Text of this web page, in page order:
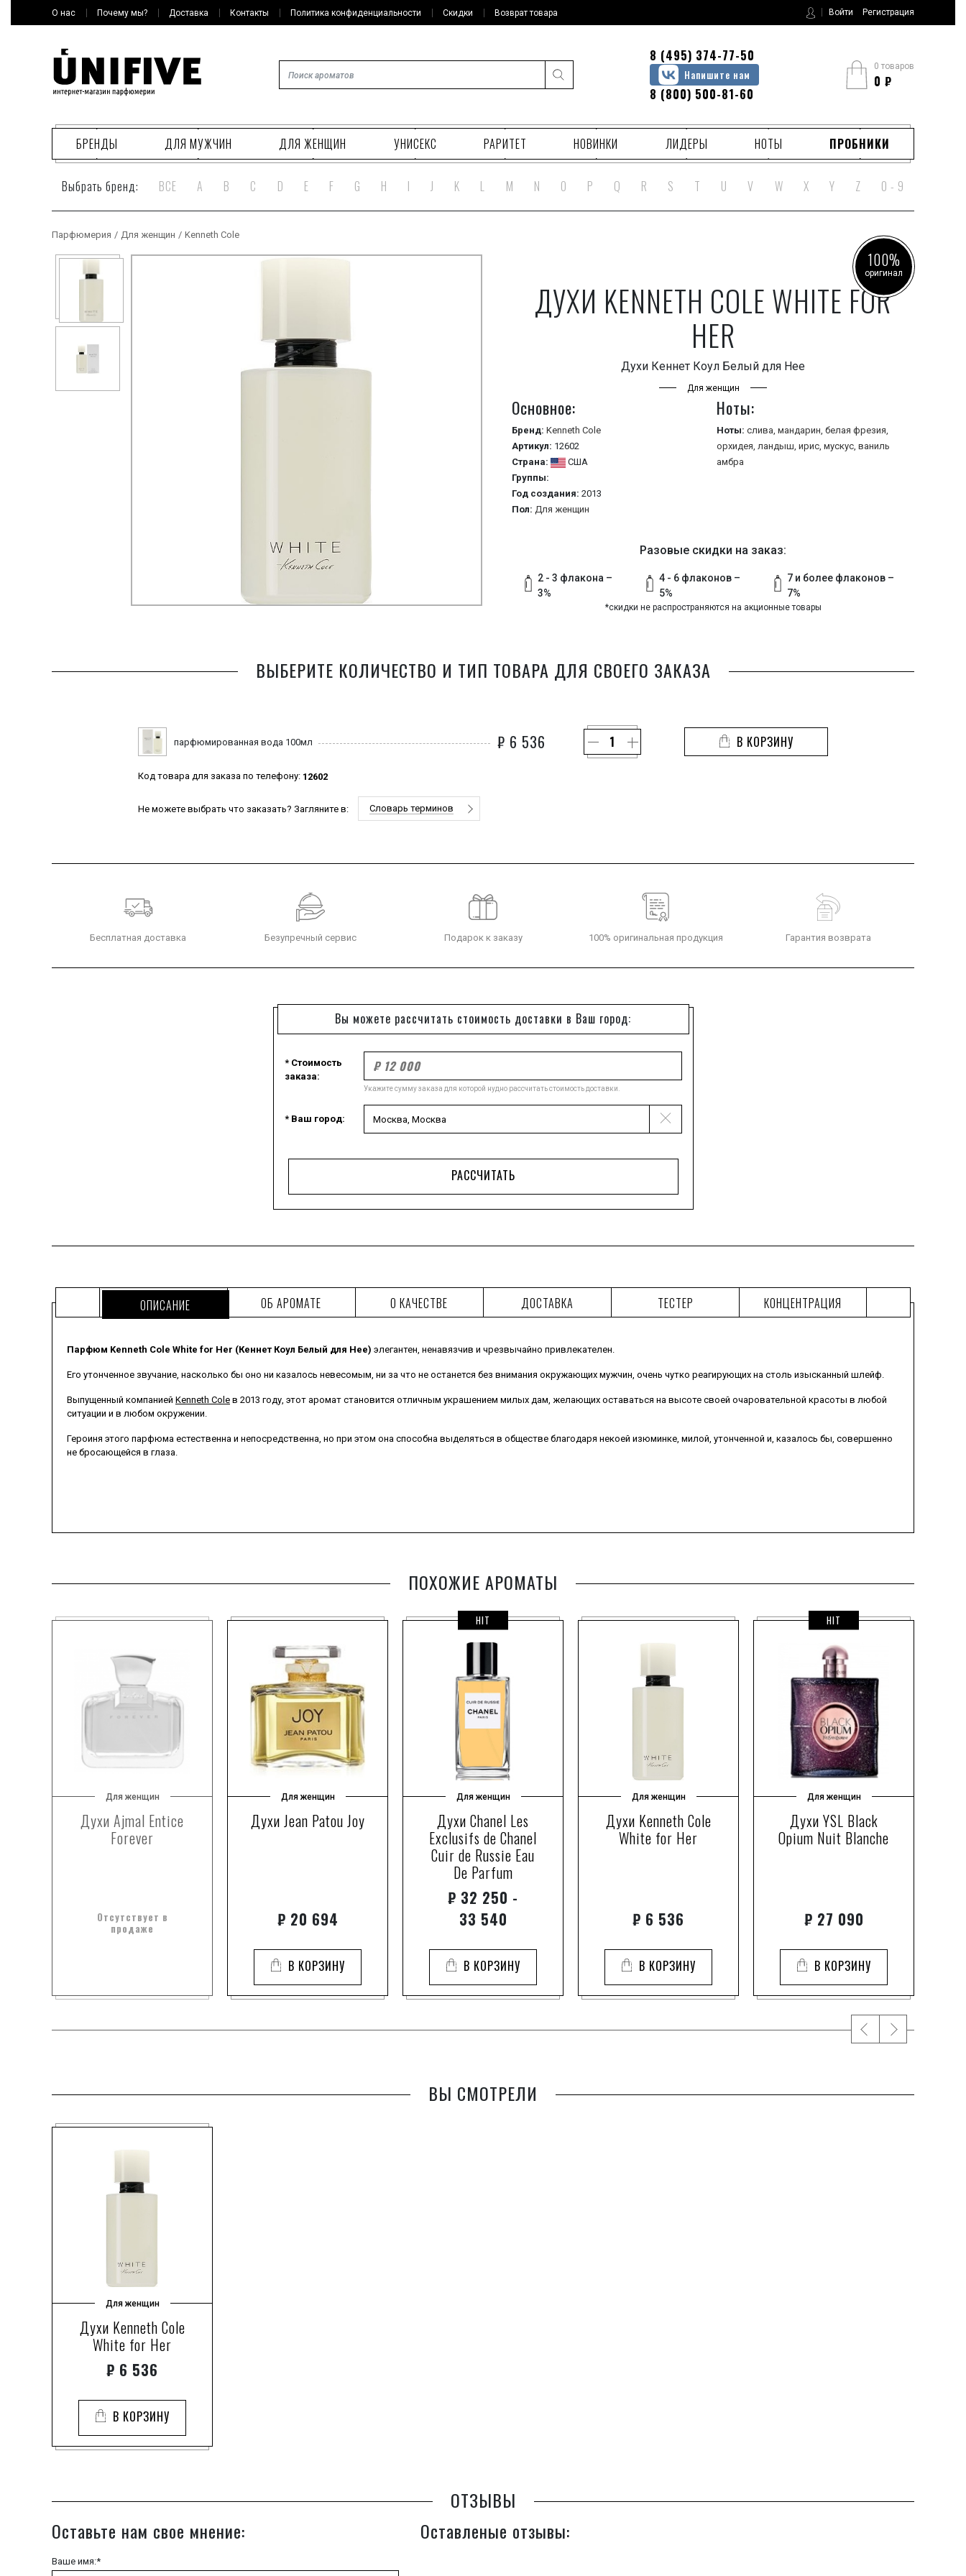
О нас Почему мы? Доставка Контакты Политика конфиденциальности Скидки Возврат товара Войти Регистрация
8 (495) 374-77-50
Напишите нам
8 (800) 500-81-60
0 товаров
0 ₽
БРЕНДЫ ДЛЯ МУЖЧИН ДЛЯ ЖЕНЩИН УНИСЕКС РАРИТЕТ НОВИНКИ ЛИДЕРЫ НОТЫ ПРОБНИКИ
Выбрать бренд: ВСЕ A B C D E F G H I J K L M N O P Q R S T U V W X Y Z 0 - 9
Парфюмерия / Для женщин / Kenneth Cole
100%
оригинал
ДУХИ KENNETH COLE WHITE FOR
HER
Духи Кеннет Коул Белый для Нее
Для женщин
Основное:
Бренд: Kenneth Cole
Артикул: 12602
Страна:
США
Группы:
Год создания: 2013
Пол: Для женщин
Ноты:
Ноты: слива, мандарин, белая фрезия,
орхидея, ландыш, ирис, мускус, ваниль
амбра
Разовые скидки на заказ:
2 - 3 флакона –
3%
4 - 6 флаконов –
5%
7 и более флаконов –
7%
*скидки не распространяются на акционные товары
ВЫБЕРИТЕ КОЛИЧЕСТВО И ТИП ТОВАРА ДЛЯ СВОЕГО ЗАКАЗА
парфюмированная вода 100мл ₽ 6 536 В КОРЗИНУ
Код товара для заказа по телефону: 12602
Не можете выбрать что заказать? Загляните в: Словарь терминов
Бесплатная доставка Безупречный сервис Подарок к заказу 100% оригинальная продукция Гарантия возврата
Вы можете рассчитать стоимость доставки в Ваш город:
* Стоимость
заказа:
Укажите сумму заказа для которой нудно рассчитать стоимость доставки.
* Ваш город:
РАССЧИТАТЬ
ОПИСАНИЕ ОБ АРОМАТЕ О КАЧЕСТВЕ ДОСТАВКА ТЕСТЕР КОНЦЕНТРАЦИЯ
Парфюм Kenneth Cole White for Her (Кеннет Коул Белый для Нее) элегантен, ненавязчив и чрезвычайно привлекателен.
Его утонченное звучание, насколько бы оно ни казалось невесомым, ни за что не останется без внимания окружающих мужчин, очень чутко реагирующих на столь изысканный шлейф.
Выпущенный компанией Kenneth Cole в 2013 году, этот аромат становится отличным украшением милых дам, желающих оставаться на высоте своей очаровательной красоты в любой
ситуации и в любом окружении.
Героиня этого парфюма естественна и непосредственна, но при этом она способна выделяться в обществе благодаря некоей изюминке, милой, утонченной и, казалось бы, совершенно
не бросающейся в глаза.
ПОХОЖИЕ АРОМАТЫ
Для женщин
Духи Ajmal Entice
Forever
Отсутствует в
продаже
Для женщин
Духи Jean Patou Joy
₽ 20 694
В КОРЗИНУ
HIT
Для женщин
Духи Chanel Les
Exclusifs de Chanel
Cuir de Russie Eau
De Parfum
₽ 32 250 -
33 540
В КОРЗИНУ
Для женщин
Духи Kenneth Cole
White for Her
₽ 6 536
В КОРЗИНУ
HIT
Для женщин
Духи YSL Black
Opium Nuit Blanche
₽ 27 090
В КОРЗИНУ
ВЫ СМОТРЕЛИ
Для женщин
Духи Kenneth Cole
White for Her
₽ 6 536
В КОРЗИНУ
ОТЗЫВЫ
Оставьте нам свое мнение:
Ваше имя:*
Оставленые отзывы: